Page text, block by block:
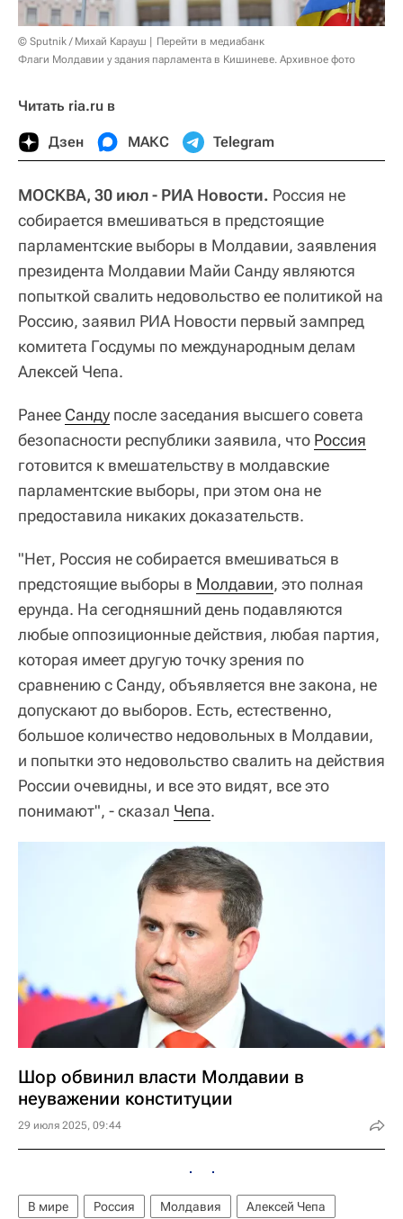
© Sputnik / Михай Карауш
Перейти в медиабанк
Флаги Молдавии у здания парламента в Кишиневе. Архивное фото
Читать ria.ru в
Дзен МАКС Telegram
МОСКВА, 30 июл - РИА Новости. Россия не
собирается вмешиваться в предстоящие
парламентские выборы в Молдавии, заявления
президента Молдавии Майи Санду являются
попыткой свалить недовольство ее политикой на
Россию, заявил РИА Новости первый зампред
комитета Госдумы по международным делам
Алексей Чепа.
Ранее Санду после заседания высшего совета
безопасности республики заявила, что Россия
готовится к вмешательству в молдавские
парламентские выборы, при этом она не
предоставила никаких доказательств.
"Нет, Россия не собирается вмешиваться в
предстоящие выборы в Молдавии, это полная
ерунда. На сегодняшний день подавляются
любые оппозиционные действия, любая партия,
которая имеет другую точку зрения по
сравнению с Санду, объявляется вне закона, не
допускают до выборов. Есть, естественно,
большое количество недовольных в Молдавии,
и попытки это недовольство свалить на действия
России очевидны, и все это видят, все это
понимают", - сказал Чепа.
Шор обвинил власти Молдавии в
неуважении конституции
29 июля 2025, 09:44
В мире Россия Молдавия
Алексей Чепа